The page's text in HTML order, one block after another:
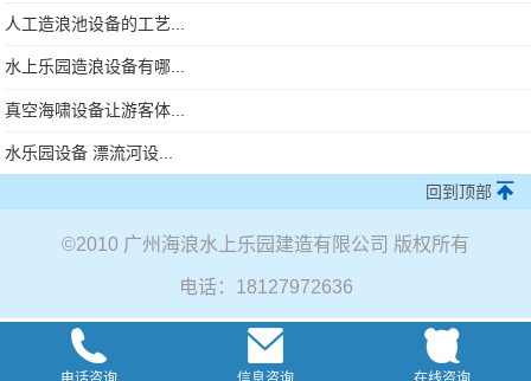
人工造浪池设备的工艺...
水上乐园造浪设备有哪...
真空海啸设备让游客体...
水乐园设备 漂流河设...
回到顶部
©2010 广州海浪水上乐园建造有限公司 版权所有
电话：18127972636